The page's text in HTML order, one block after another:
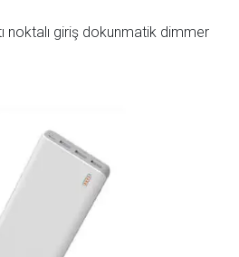
noktalı giriş dokunmatik dimmer